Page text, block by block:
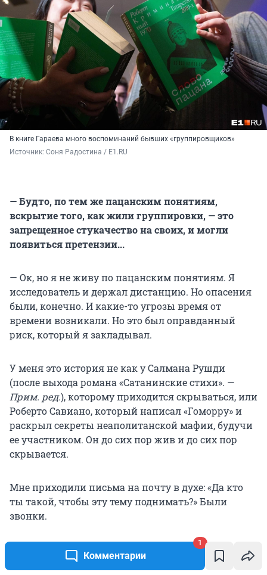
Комментарии
1
В книге Гараева много воспоминаний бывших «группировщиков»
Источник: Соня Радостина / E1.RU
— Будто, по тем же пацанским понятиям,
вскрытие того, как жили группировки, — это
запрещенное стукачество на своих, и могли
появиться претензии...
— Ок, но я не живу по пацанским понятиям. Я
исследователь и держал дистанцию. Но опасения
были, конечно. И какие-то угрозы время от
времени возникали. Но это был оправданный
риск, который я закладывал.
У меня это история не как у Салмана Рушди
(после выхода романа «Сатанинские стихи». —
Прим. ред.), которому приходится скрываться, или
Роберто Савиано, который написал «Гоморру» и
раскрыл секреты неаполитанской мафии, будучи
ее участником. Он до сих пор жив и до сих пор
скрывается.
Мне приходили письма на почту в духе: «Да кто
ты такой, чтобы эту тему поднимать?» Были
звонки.